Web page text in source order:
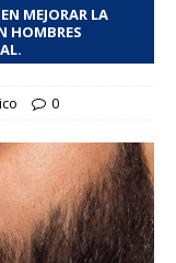
MEJORAR LA
HOMBRES
0